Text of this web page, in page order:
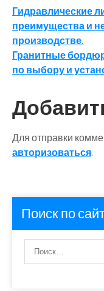
по
записям
Гидравлические
преимущества и
производстве.
Гранитные
по выбору и
Для отправки
авторизоваться.
Поиск по